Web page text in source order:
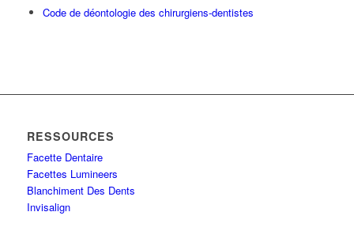
Code de déontologie des chirurgiens-dentistes
RESSOURCES
Facette Dentaire
Facettes Lumineers
Blanchiment Des Dents
Invisalign